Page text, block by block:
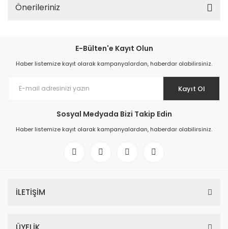
Önerileriniz
E-Bülten'e Kayıt Olun
Haber listemize kayıt olarak kampanyalardan, haberdar olabilirsiniz.
Kayıt Ol
Sosyal Medyada Bizi Takip Edin
Haber listemize kayıt olarak kampanyalardan, haberdar olabilirsiniz.
İLETİŞİM